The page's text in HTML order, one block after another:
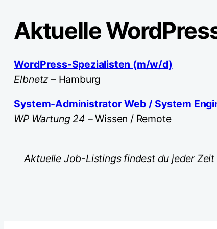
Aktuelle
WordPress-Spezialisten (m/w/d)
Elbnetz – Hamburg
System-Administrator Web / System
WP Wartung 24 – Wissen / Remote
Aktuelle Job-Listings findest du jeder